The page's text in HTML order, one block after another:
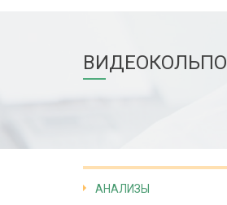
АНАЛИЗЫ